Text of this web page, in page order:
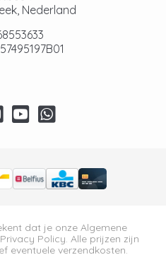
Nederland
dat je onze Algemene
Privacy Policy. Alle prijzen zijn
eventuele verzendkosten.